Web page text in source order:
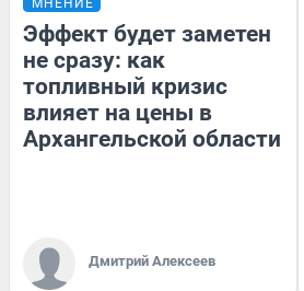
МНЕНИЕ
Эффект будет заметен
не сразу: как
топливный кризис
влияет на цены в
Архангельской области
Дмитрий Алексеев